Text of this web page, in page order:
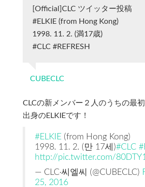
[Official]CLC ツイッター投稿
#ELKIE (from Hong Kong)
1998. 11. 2. (満17歳)
#CLC #REFRESH
CUBECLC
CLCの新メンバー２人のうちの最
出身のELKIEです！
#ELKIE (from Hong Kong)
1998. 11. 2. (만 17세)#CLC
http://pic.twitter.com/
— CLC·씨엘씨 (@CUBECLC)
25, 2016